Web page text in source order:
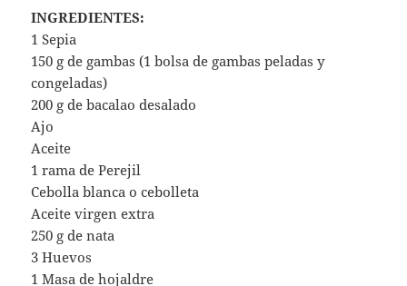
INGREDIENTES:
1 Sepia
150 g de gambas (1 bolsa de gambas peladas y
congeladas)
200 g de bacalao desalado
Ajo
Aceite
1 rama de Perejil
Cebolla blanca o cebolleta
Aceite virgen extra
250 g de nata
3 Huevos
1 Masa de hojaldre